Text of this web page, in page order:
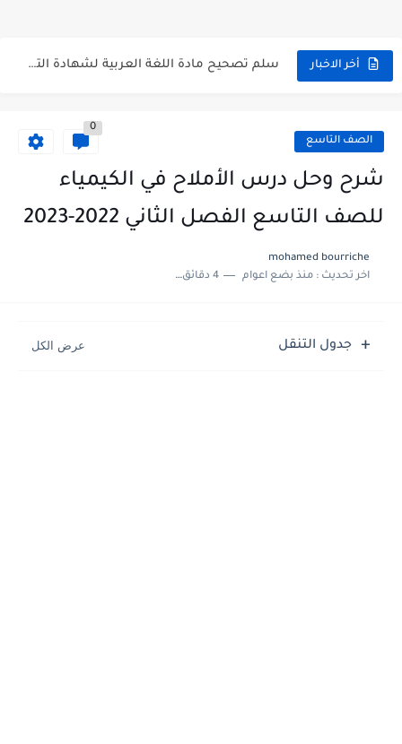
أخر الاخبار سلم تصحيح مادة اللغة العربية لشهادة التعليم الاساسي والاعدادية الشرعية...
حل أسئلة الكيمياء بكالوريا علمي دورة 2026
امتحان الرياضيات مع الحل لشهادة التعليم الاساسي والاعدادية الشرعية دورة...
الصف التاسع
0
شرح وحل درس الأملاح في الكيمياء
للصف التاسع الفصل الثاني 2022-2023
mohamed bourriche
اخر تحديث :منذ بضع اعوام 4 دقائق للقراءة
جدول التنقل